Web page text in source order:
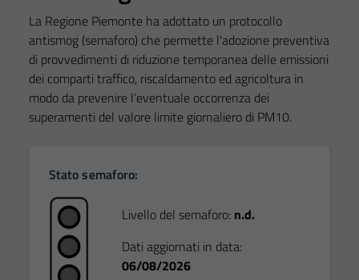
La Regione Piemonte ha adottato un protocollo
antismog (semaforo) che permette l'adozione preventiva
di provvedimenti di riduzione temporanea delle emissioni
dei comparti traffico, riscaldamento ed agricoltura in
modo da prevenire l’eventuale occorrenza dei
superamenti del valore limite giornaliero di PM10.
Stato semaforo:
Livello del semaforo: n.d.
Dati aggiornati in data:
06/08/2026